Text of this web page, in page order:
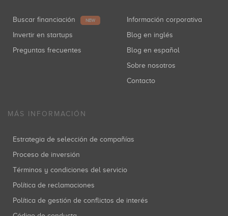
Buscar financiación NEW
Invertir en startups
Preguntas frecuentes
Información corporativa
Blog en inglés
Blog en español
Sobre nosotros
Contacto
MÁS INFORMACIÓN
Estrategia de selección de compañías
Proceso de inversión
Términos y condiciones del servicio
Política de reclamaciones
Política de gestión de conflictos de interés